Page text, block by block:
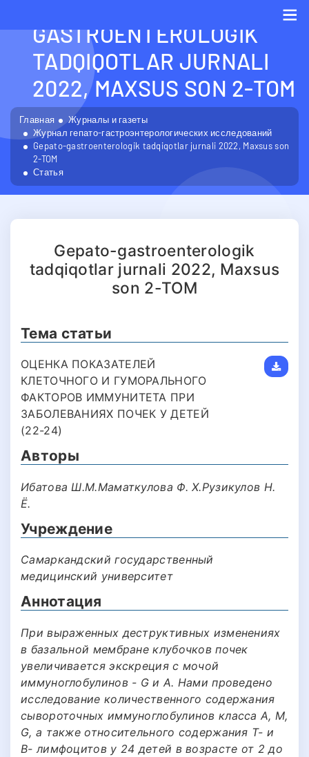
GASTROENTEROLOGIK
TADQIQOTLAR JURNALI
2022, MAXSUS SON 2-TOM
Главная
Журналы и газеты
Журнал гепато-гастроэнтерологических исследований
Gepato-gastroenterologik tadqiqotlar jurnali 2022, Maxsus son
2-TOM
Статья
Gepato-gastroenterologik
tadqiqotlar jurnali 2022, Maxsus
son 2-TOM
Тема статьи
ОЦЕНКА ПОКАЗАТЕЛЕЙ
КЛЕТОЧНОГО И ГУМОРАЛЬНОГО
ФАКТОРОВ ИММУНИТЕТА ПРИ
ЗАБОЛЕВАНИЯХ ПОЧЕК У ДЕТЕЙ
(22-24)
Авторы
Ибатова Ш.М.Маматкулова Ф. Х.Рузикулов Н.
Ё.
Учреждение
Самаркандский государственный
медицинский университет
Аннотация
При выраженных деструктивных изменениях
в базальной мембране клубочков почек
увеличивается экскреция с мочой
иммуноглобулинов - G и А. Нами проведено
исследование количественного содержания
сывороточных иммуноглобулинов класса А, М,
G, а также относительного содержания Т- и
В- лимфоцитов у 24 детей в возрасте от 2 до